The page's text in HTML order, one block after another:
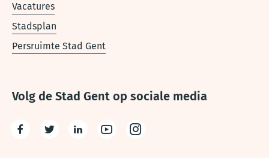
Vacatures
Stadsplan
Persruimte Stad Gent
Volg de Stad Gent op sociale media
YoutubeInstagram